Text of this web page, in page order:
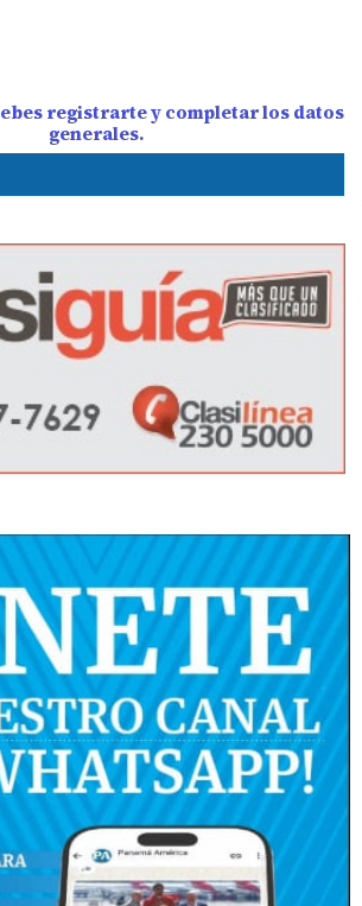
registrarte y completar los datos
generales.